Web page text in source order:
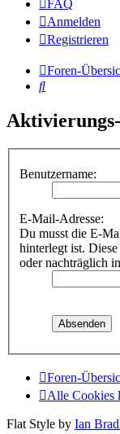
FAQ
Anmelden
Registrieren
Foren-
Suche
Aktivierungs-
Benutzername:
E-Mail-Adresse:
Du musst die E-
hinterlegt ist.
oder nachträglich
Foren-
Alle Cookies
Flat Style by Ian